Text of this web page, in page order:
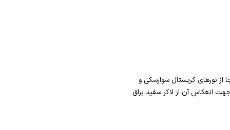
نورهای کریستال سوارسکی و
انعکاس آن از لاکر سفید براق